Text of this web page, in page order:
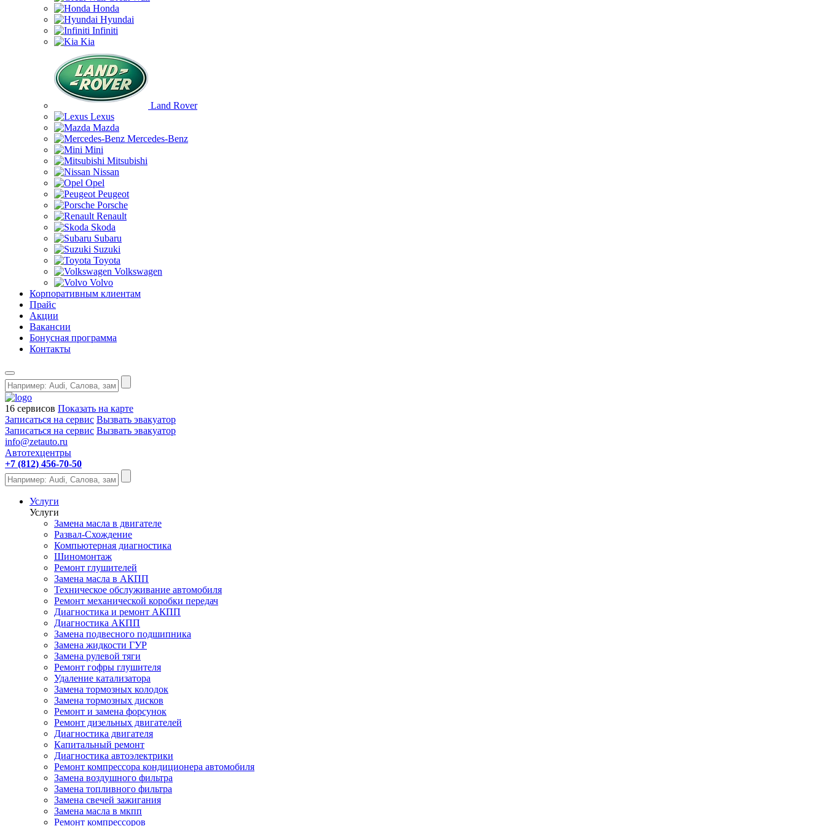
Honda
Hyundai
Infiniti
Kia
Land Rover
Lexus
Mazda
Mercedes-Benz
Mini
Mitsubishi
Nissan
Opel
Peugeot
Porsche
Renault
Skoda
Subaru
Suzuki
Toyota
Volkswagen
Volvo
Корпоративным клиентам
Прайс
Акции
Вакансии
Бонусная программа
Контакты
16 сервисов Показать на карте
Записаться на сервис Вызвать эвакуатор
Записаться на сервис Вызвать эвакуатор
info@zetauto.ru
Автотехцентры
+7 (812) 456-70-50
Услуги
Услуги
Замена масла в двигателе
Развал-Схождение
Компьютерная диагностика
Шиномонтаж
Ремонт глушителей
Замена масла в АКПП
Техническое обслуживание автомобиля
Ремонт механической коробки передач
Диагностика и ремонт АКПП
Диагностика АКПП
Замена подвесного подшипника
Замена жидкости ГУР
Замена рулевой тяги
Ремонт гофры глушителя
Удаление катализатора
Замена тормозных колодок
Замена тормозных дисков
Ремонт и замена форсунок
Ремонт дизельных двигателей
Диагностика двигателя
Капитальный ремонт
Диагностика автоэлектрики
Ремонт компрессора кондиционера автомобиля
Замена воздушного фильтра
Замена топливного фильтра
Замена свечей зажигания
Замена масла в мкпп
Ремонт компрессоров